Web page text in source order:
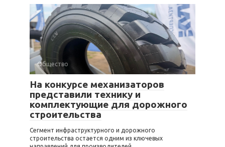
Общество
На конкурсе механизаторов
представили технику и
комплектующие для дорожного
строительства
Сегмент инфраструктурного и дорожного
строительства остается одним из ключевых